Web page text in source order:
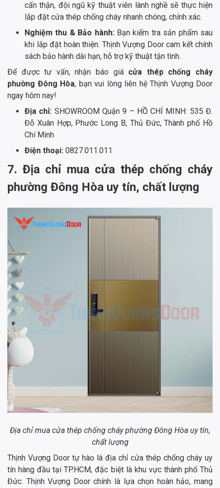
cẩn thận, đội ngũ kỹ thuật viên lành nghề sẽ thực hiện
lắp đặt cửa thép chống cháy nhanh chóng, chính xác.
Nghiệm thu & Bảo hành: Bạn kiểm tra sản phẩm sau
khi lắp đặt hoàn thiện. Thịnh Vượng Door cam kết chính
sách bảo hành dài hạn, hỗ trợ kỹ thuật tận tình.
Để được tư vấn, nhận báo giá cửa thép chống cháy
phường Đông Hòa, bạn vui lòng liên hệ Thịnh Vượng Door
ngay hôm nay!
Địa chỉ: SHOWROOM Quận 9 – HỒ CHÍ MINH: 535 Đ.
Đỗ Xuân Hợp, Phước Long B, Thủ Đức, Thành phố Hồ
Chí Minh
Điện thoại: 0827.011.011
7. Địa chỉ mua cửa thép chống cháy
phường Đông Hòa uy tín, chất lượng
Địa chỉ mua cửa thép chống cháy phường Đông Hòa uy tín,
chất lượng
Thịnh Vượng Door tự hào là địa chỉ cửa thép chống cháy uy
tín hàng đầu tại TP.HCM, đặc biệt là khu vực thành phố Thủ
Đức. Thịnh Vượng Door chính là lựa chọn hoàn hảo, mang